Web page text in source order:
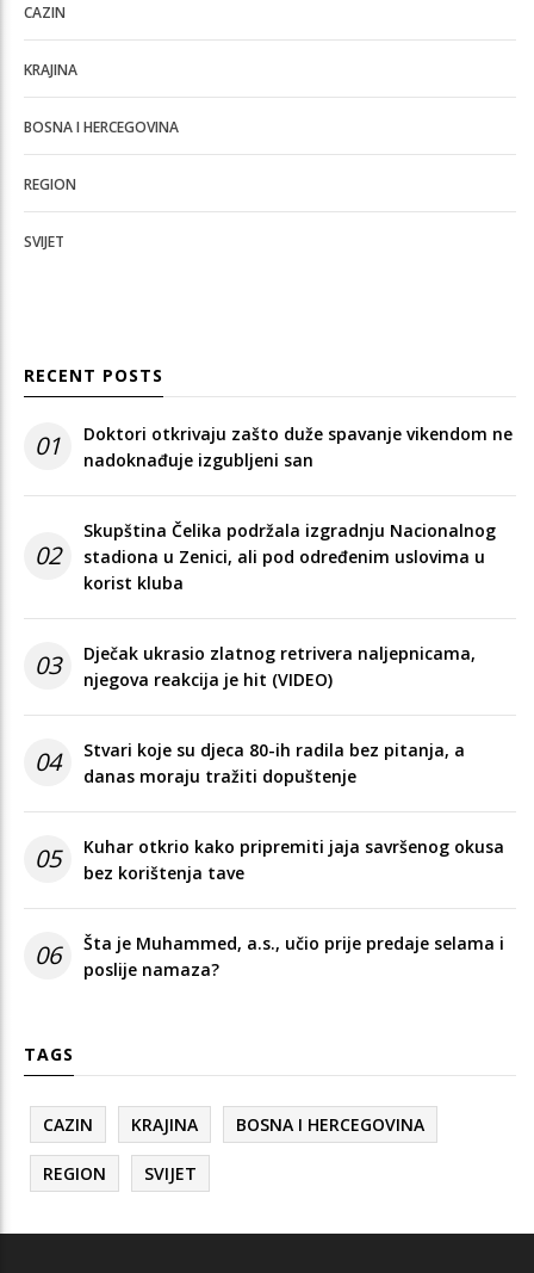
CAZIN
KRAJINA
BOSNA I HERCEGOVINA
REGION
SVIJET
RECENT POSTS
01
Doktori otkrivaju zašto duže spavanje vikendom ne
nadoknađuje izgubljeni san
02
Skupština Čelika podržala izgradnju Nacionalnog
stadiona u Zenici, ali pod određenim uslovima u
korist kluba
03
Dječak ukrasio zlatnog retrivera naljepnicama,
njegova reakcija je hit (VIDEO)
04
Stvari koje su djeca 80-ih radila bez pitanja, a
danas moraju tražiti dopuštenje
05
Kuhar otkrio kako pripremiti jaja savršenog okusa
bez korištenja tave
06
Šta je Muhammed, a.s., učio prije predaje selama i
poslije namaza?
TAGS
CAZIN KRAJINA BOSNA I HERCEGOVINA
REGION SVIJET